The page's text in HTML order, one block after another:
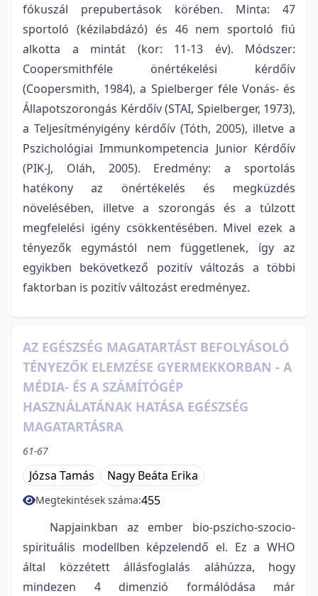
fókuszál prepubertások körében. Minta: 47
sportoló (kézilabdázó) és 46 nem sportoló fiú
alkotta a mintát (kor: 11-13 év). Módszer:
Coopersmithféle önértékelési kérdőív
(Coopersmith, 1984), a Spielberger féle Vonás- és
Állapotszorongás Kérdőív (STAI, Spielberger, 1973),
a Teljesítményigény kérdőív (Tóth, 2005), illetve a
Pszichológiai Immunkompetencia Junior Kérdőív
(PIK-J, Oláh, 2005). Eredmény: a sportolás
hatékony az önértékelés és megküzdés
növelésében, illetve a szorongás és a túlzott
megfelelési igény csökkentésében. Mivel ezek a
tényezők egymástól nem függetlenek, így az
egyikben bekövetkező pozitív változás a többi
faktorban is pozitív változást eredményez.
AZ EGÉSZSÉG MAGATARTÁST BEFOLYÁSOLÓ
TÉNYEZŐK ELEMZÉSE GYERMEKKORBAN - A
MÉDIA- ÉS A SZÁMÍTÓGÉP
HASZNÁLATÁNAK HATÁSA EGÉSZSÉG
MAGATARTÁSRA
61-67
Józsa Tamás Nagy Beáta Erika
Megtekintések száma:455
Napjainkban az ember bio-pszicho-szocio-
spirituális modellben képzelendő el. Ez a WHO
által közzétett állásfoglalás aláhúzza, hogy
mindezen 4 dimenzió formálódása már